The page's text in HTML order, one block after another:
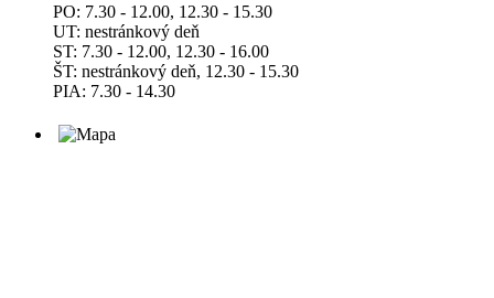
PO: 7.30 - 12.00, 12.30 - 15.30
UT: nestránkový deň
ST: 7.30 - 12.00, 12.30 - 16.00
ŠT: nestránkový deň, 12.30 - 15.30
PIA: 7.30 - 14.30